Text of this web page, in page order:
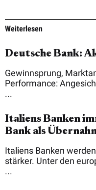
Weiterlesen
Deutsche Bank:
Gewinnsprung,
Performance:
...
Italiens Banken
Bank als
Italiens Banken
stärker. Unter den
...